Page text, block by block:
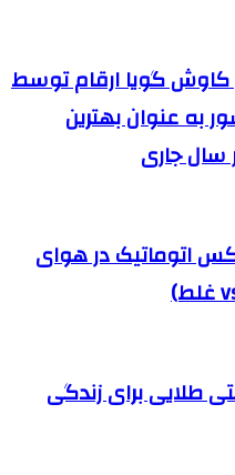
کاوش گویا ارقام توسط
به عنوان بهترین
سال جاری
اتوماتیک در هوای
طلایی برای زندگی